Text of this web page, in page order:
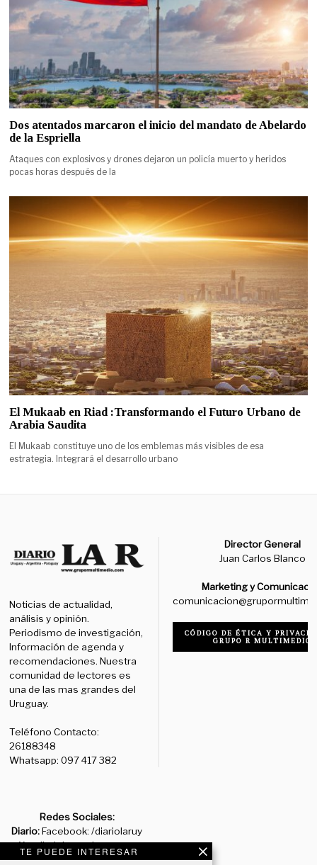
TE PUEDE INTERESAR
Dos atentados marcaron el inicio del mandato de Abelardo
de la Espriella
Ataques con explosivos y drones dejaron un policía muerto y heridos
pocas horas después de la
El Mukaab en Riad :Transformando el Futuro Urbano de
Arabia Saudita
El Mukaab constituye uno de los emblemas más visibles de esa
estrategia. Integrará el desarrollo urbano
Noticias de actualidad,
análisis y opinión.
Periodismo de investigación,
Información de agenda y
recomendaciones. Nuestra
comunidad de lectores es
una de las mas grandes del
Uruguay.
Teléfono Contacto:
26188348
Whatsapp: 097 417 382
Director General
Juan Carlos Blanco
Marketing y
CÓDIGO DE ÉTICA Y
GRUPO R MULTIMEDIO
Redes Sociales:
Diario:Facebook: /diariolaruy
- X: @diariolaruy - Instagram:
@diariolar_uy